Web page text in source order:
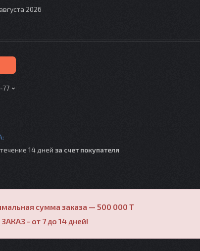
2026
77
14 дней за счет покупателя
сумма заказа — 500 000 T
- от 7 до 14 дней!